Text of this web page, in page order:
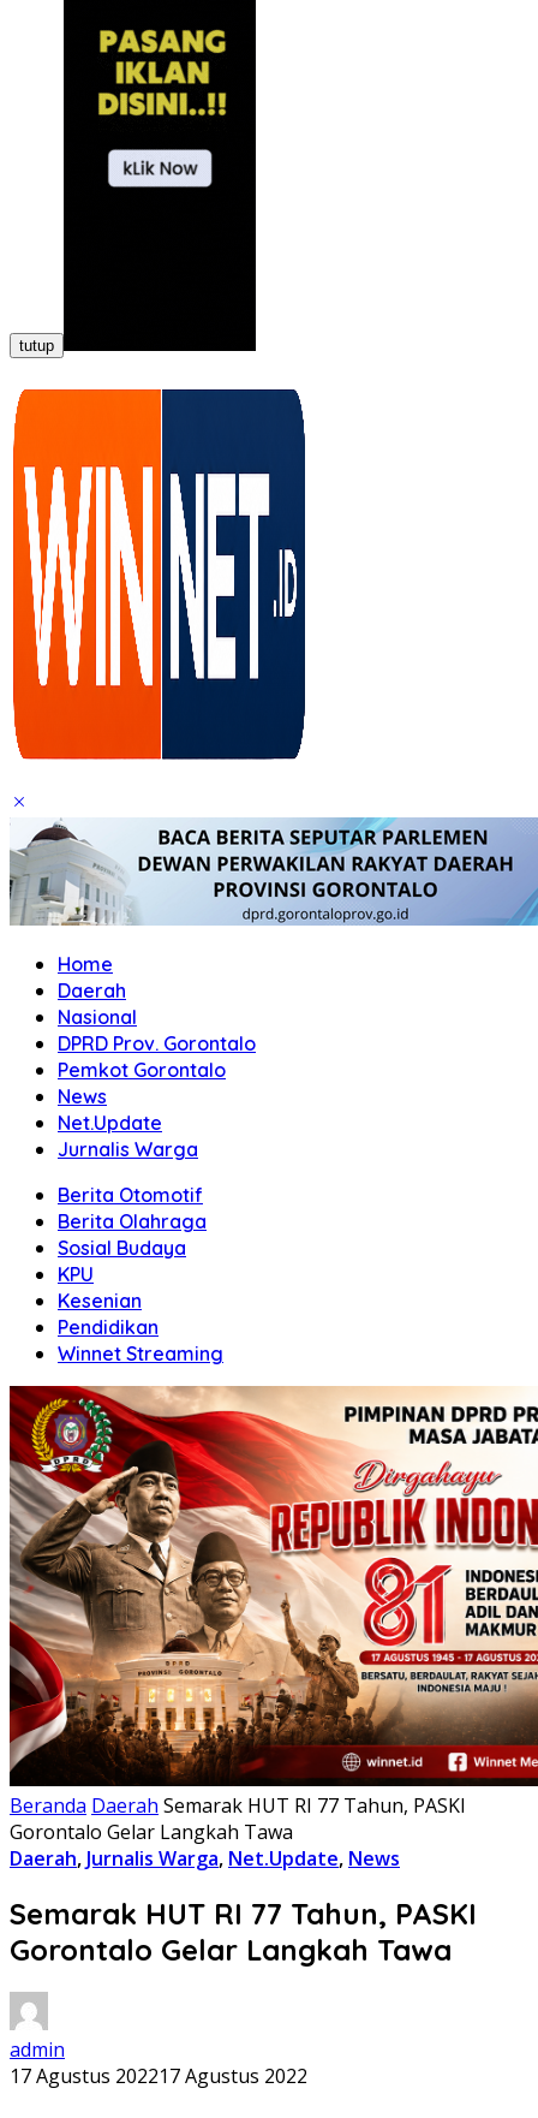
tutup
Home
Daerah
Nasional
DPRD Prov. Gorontalo
Pemkot Gorontalo
News
Net.Update
Jurnalis Warga
Berita Otomotif
Berita Olahraga
Sosial Budaya
KPU
Kesenian
Pendidikan
Winnet Streaming
Beranda Daerah Semarak HUT RI 77 Tahun, PASKI
Gorontalo Gelar Langkah Tawa
Daerah, Jurnalis Warga, Net.Update, News
Semarak HUT RI 77 Tahun, PASKI
Gorontalo Gelar Langkah Tawa
admin
17 Agustus 202217 Agustus 2022